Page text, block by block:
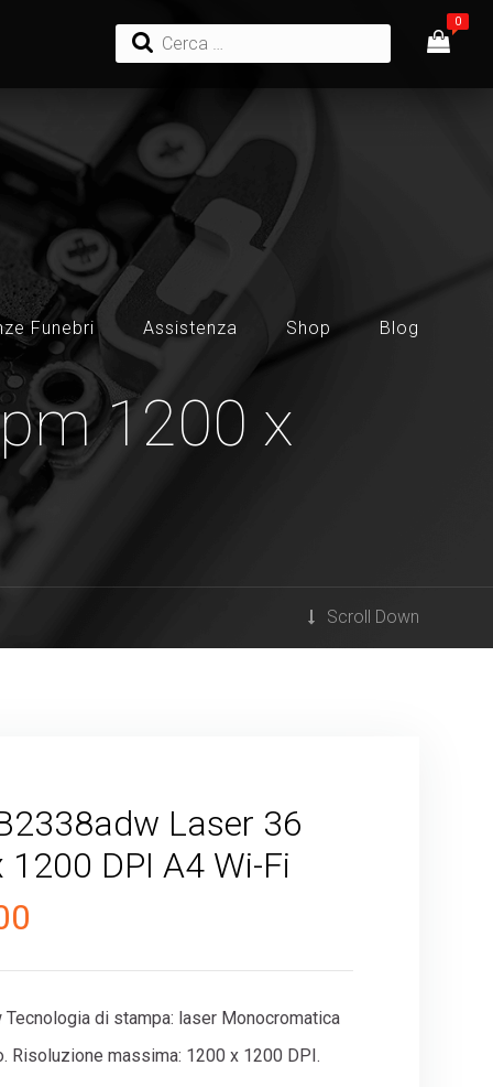
Funebri Assistenza Shop Blog
1200 x
Scroll Down
Laser 36
DPI A4 Wi-Fi
attuale
è:
€599,00.di stampa: laser Monocromatica
Risoluzione massima: 1200 x 1200 DPI.